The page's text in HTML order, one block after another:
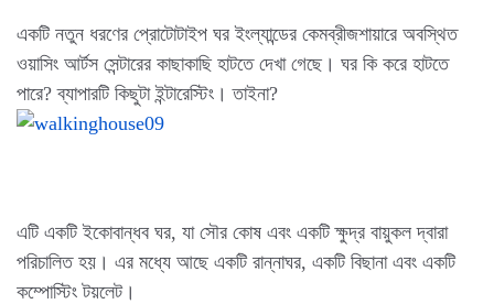
একটি নতুন ধরণের প্রোটোটাইপ ঘর ইংল্যান্ডের কেমব্রীজশায়ারে অবস্থিত
ওয়াসিং আর্টস সেন্টারের কাছাকাছি হাটতে দেখা গেছে। ঘর কি করে হাটতে
পারে? ব্যাপারটি কিছুটা ইন্টারেস্টিং। তাইনা?
এটি একটি ইকোবান্ধব ঘর, যা সৌর কোষ এবং একটি ক্ষুদ্র বায়ুকল দ্বারা
পরিচালিত হয়। এর মধ্যে আছে একটি রান্নাঘর, একটি বিছানা এবং একটি
কম্পোস্টিং টয়লেট।